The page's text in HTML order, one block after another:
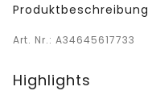
Produktbeschreibung
Art. Nr.: A34645617733
Highlights